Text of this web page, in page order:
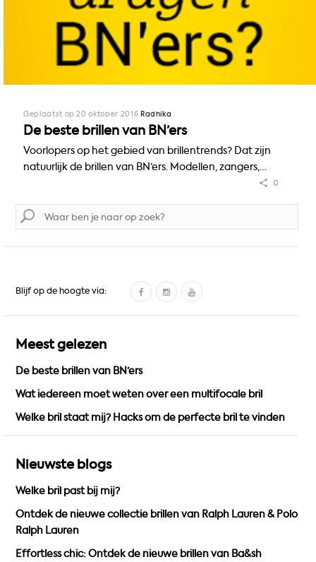
Geplaatst op 20 oktober 2016 Radhika
De beste brillen van BN’ers
Voorlopers op het gebied van brillentrends? Dat zijn
natuurlijk de brillen van BN’ers. Modellen, zangers,…
0
Zoek
naar:
Blijf op de hoogte via:
F
a
o
I
n
m
Y
o
Meest gelezen
De beste brillen van BN’ers
Wat iedereen moet weten over een multifocale bril
Welke bril staat mij? Hacks om de perfecte bril te vinden
Nieuwste blogs
Welke bril past bij mij?
Ontdek de nieuwe collectie brillen van Ralph Lauren & Polo
Ralph Lauren
Effortless chic: Ontdek de nieuwe brillen van Ba&sh